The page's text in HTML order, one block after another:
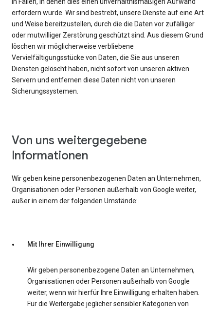
in Fällen, in denen dies einen unverhältnismäßigen Aufwand
erfordern würde. Wir sind bestrebt, unsere Dienste auf eine Art
und Weise bereitzustellen, durch die die Daten vor zufälliger
oder mutwilliger Zerstörung geschützt sind. Aus diesem Grund
löschen wir möglicherweise verbliebene
Vervielfältigungsstücke von Daten, die Sie aus unseren
Diensten gelöscht haben, nicht sofort von unseren aktiven
Servern und entfernen diese Daten nicht von unseren
Sicherungssystemen.
Von uns weitergegebene
Informationen
Wir geben keine personenbezogenen Daten an Unternehmen,
Organisationen oder Personen außerhalb von Google weiter,
außer in einem der folgenden Umstände:
Mit Ihrer Einwilligung
Wir geben personenbezogene Daten an Unternehmen,
Organisationen oder Personen außerhalb von Google
weiter, wenn wir hierfür Ihre Einwilligung erhalten haben.
Für die Weitergabe jeglicher sensibler Kategorien von